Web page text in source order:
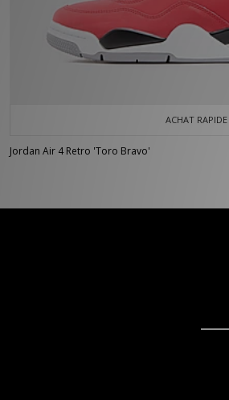
ACHAT RAPIDE
Jordan Air 4 Retro 'Toro Bravo'